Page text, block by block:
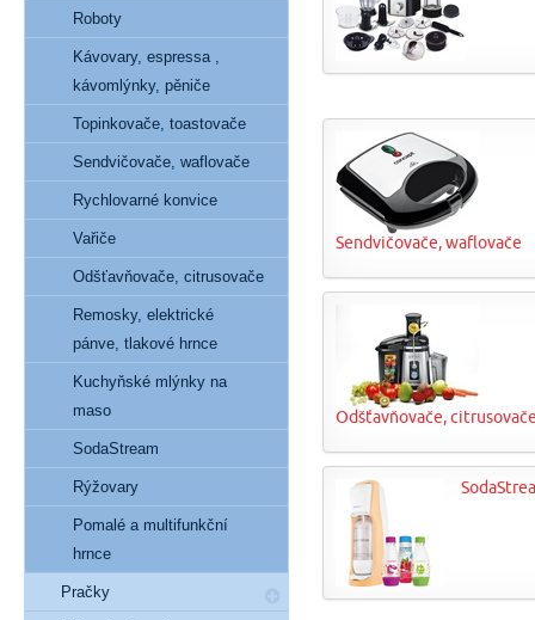
Sendvičovače, waflovače
Odšťavňovače,
Roboty
Kávovary, espressa ,
kávomlýnky, pěniče
Topinkovače, toastovače
Sendvičovače, waflovače
Rychlovarné konvice
Vařiče
Odšťavňovače, citrusovače
Remosky, elektrické
pánve, tlakové hrnce
Kuchyňské mlýnky na
maso
SodaStream
Rýžovary
Pomalé a multifunkční
hrnce
Pračky